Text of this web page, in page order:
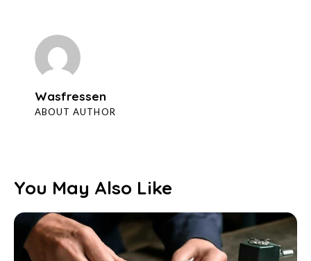
Wasfressen
ABOUT AUTHOR
You May Also Like